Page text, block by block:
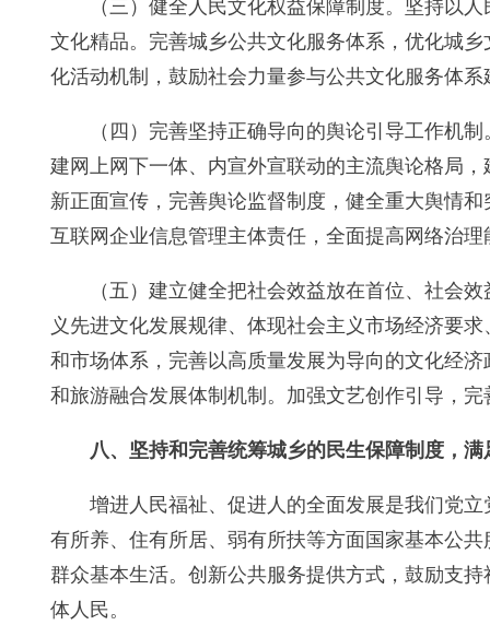
（三）健全人民文化权益保障制度。坚持以
文化精品。完善城乡公共文化服务体系，优化城
化活动机制，鼓励社会力量参与公共文化服务体系
（四）完善坚持正确导向的舆论引导工作机
建网上网下一体、内宣外宣联动的主流舆论格局
新正面宣传，完善舆论监督制度，健全重大舆情
互联网企业信息管理主体责任，全面提高网络治
（五）建立健全把社会效益放在首位、社会
义先进文化发展规律、体现社会主义市场经济要
和市场体系，完善以高质量发展为导向的文化经
和旅游融合发展体制机制。加强文艺创作引导，
八、坚持和完善统筹城乡的民生保障制度，
增进人民福祉、促进人的全面发展是我们党
有所养、住有所居、弱有所扶等方面国家基本公
群众基本生活。创新公共服务提供方式，鼓励支
体人民。